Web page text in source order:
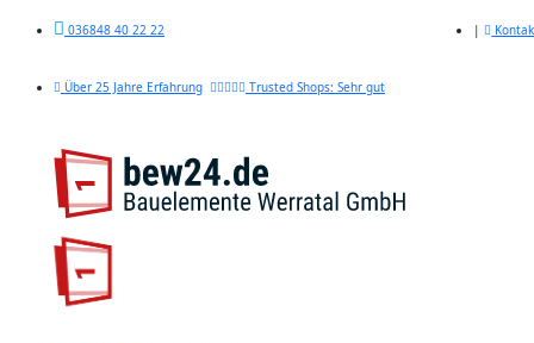
036848 40 22 22 |
Über 25 Jahre Erfahrung Trusted Shops: Sehr gut